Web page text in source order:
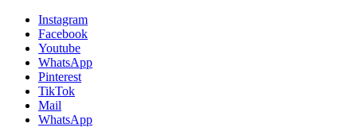
Instagram
Facebook
Youtube
WhatsApp
Pinterest
TikTok
Mail
WhatsApp